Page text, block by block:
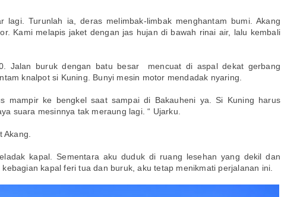
lagi. Turunlah ia, deras melimbak-limbak menghantam bumi. Akang
Kami melapis jaket dengan jas hujan di bawah rinai air, lalu kembali
Jalan buruk dengan batu besar mencuat di aspal dekat gerbang
knalpot si Kuning. Bunyi mesin motor mendadak nyaring.
mampir ke bengkel saat sampai di Bakauheni ya. Si Kuning harus
suara mesinnya tak meraung lagi. “ Ujarku.
Akang.
kapal. Sementara aku duduk di ruang lesehan yang dekil dan
kapal feri tua dan buruk, aku tetap menikmati perjalanan ini.